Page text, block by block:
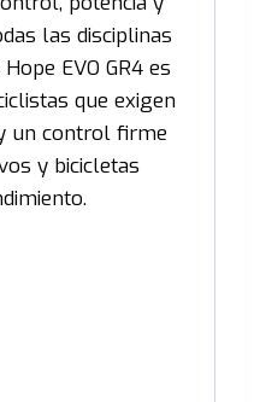
las disciplinas
EVO GR4 es
que exigen
un control firme
y bicicletas